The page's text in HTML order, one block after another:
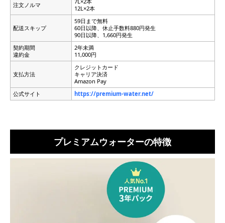
注文ノルマ
12L×2本
配送スキップ
59日まで無料
60日以降、休止手数料880円発生
90日以降、1,660円発生
契約期間
違約金
2年未満
11,000円
支払方法
クレジットカード
キャリア決済
Amazon Pay
公式サイト
https://premium-water.net/
プレミアムウォーターの特徴